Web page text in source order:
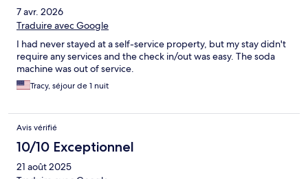
7 avr. 2026
Traduire avec Google
I had never stayed at a self-service property, but my stay didn't
require any services and the check in/out was easy. The soda
machine was out of service.
Tracy, séjour de 1 nuit
Avis vérifié
10/10 Exceptionnel
21 août 2025